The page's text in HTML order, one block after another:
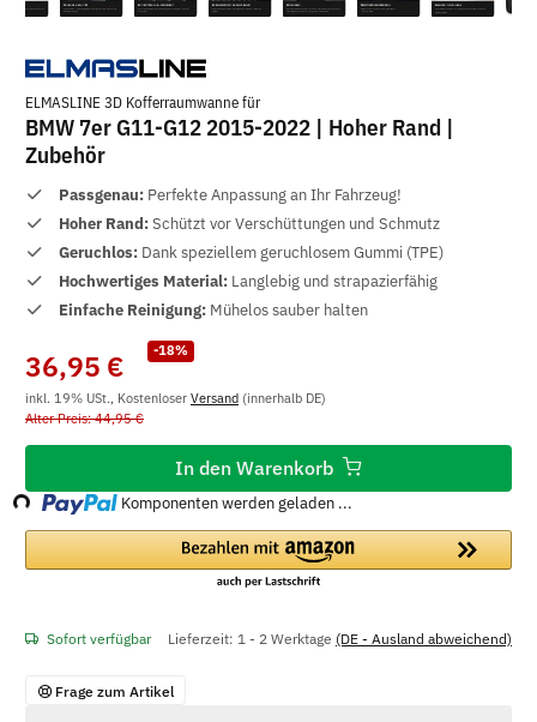
ELMASLINE 3D Kofferraumwanne für
BMW 7er G11-G12 2015-2022 | Hoher Rand |
Zubehör
Passgenau: Perfekte Anpassung an Ihr Fahrzeug!
Hoher Rand:Schützt vor Verschüttungen und Schmutz
Geruchlos: Dank speziellem geruchlosem Gummi (TPE)
Hochwertiges Material: Langlebig und strapazierfähig
Einfache Reinigung: Mühelos sauber halten
-18%
36,95 €
inkl. 19% USt., Kostenloser Versand (innerhalb DE)
Alter Preis: 44,95 €
In den Warenkorb
Loading... Komponenten werden geladen ...
Sofort verfügbar Lieferzeit: 1 - 2 Werktage (DE - Ausland abweichend)
Frage zum Artikel